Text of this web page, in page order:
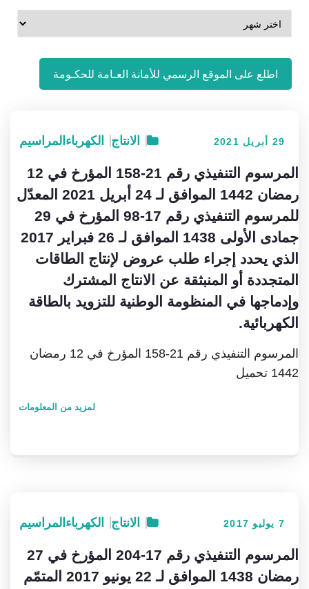
29 أبريل 2021 الانتاج الكهرباء المراسيم
المرسوم التنفيذي رقم 21-158 المؤرخ في 12
رمضان 1442 الموافق لـ 24 أبريل 2021 المعدّل
للمرسوم التنفيذي رقم 17-98 المؤرخ في 29
جمادى الأولى 1438 الموافق لـ 26 فبراير 2017
الذي يحدد إجراء طلب عروض لإنتاج الطاقات
المتجددة أو المنبثقة عن الانتاج المشترك
وإدماجها في المنظومة الوطنية للتزويد بالطاقة
الكهربائية.
المرسوم التنفيذي رقم 21-158 المؤرخ في 12 رمضان
1442 تحميل
لمزيد من المعلومات
7 يوليو 2017 الانتاج الكهرباء المراسيم
المرسوم التنفيذي رقم 17-204 المؤرخ في 27
رمضان 1438 الموافق لـ 22 يونيو 2017 المتمّم
الأرشيف
اطلع على الموقع الرسمي للأمانة العـامة للحكـومة